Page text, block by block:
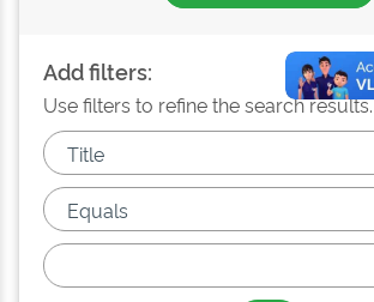
Add filters:
Use filters to refine the search results.